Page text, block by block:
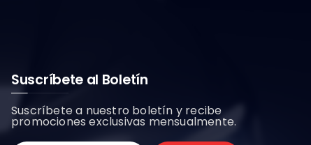
Suscríbete al Boletín
Suscríbete a nuestro boletín y recibe
promociones exclusivas mensualmente.